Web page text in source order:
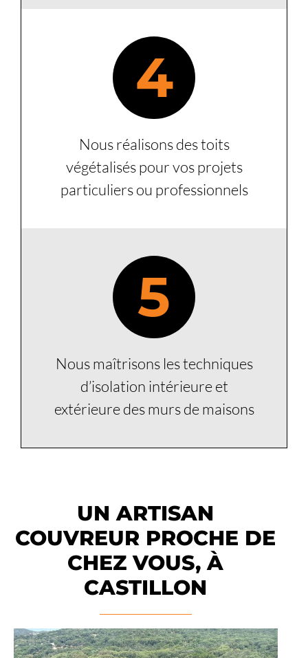
4
Nous réalisons des toits
végétalisés pour vos projets
particuliers ou professionnels
5
Nous maîtrisons les techniques
d’isolation intérieure et
extérieure des murs de maisons
UN ARTISAN
COUVREUR PROCHE DE
CHEZ VOUS, À
CASTILLON